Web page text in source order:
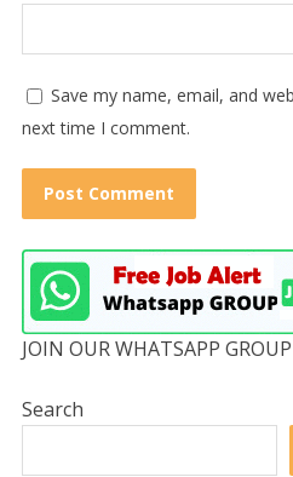
Save my name, email, and
next time I comment.
JOIN OUR WHATSAPP
Search